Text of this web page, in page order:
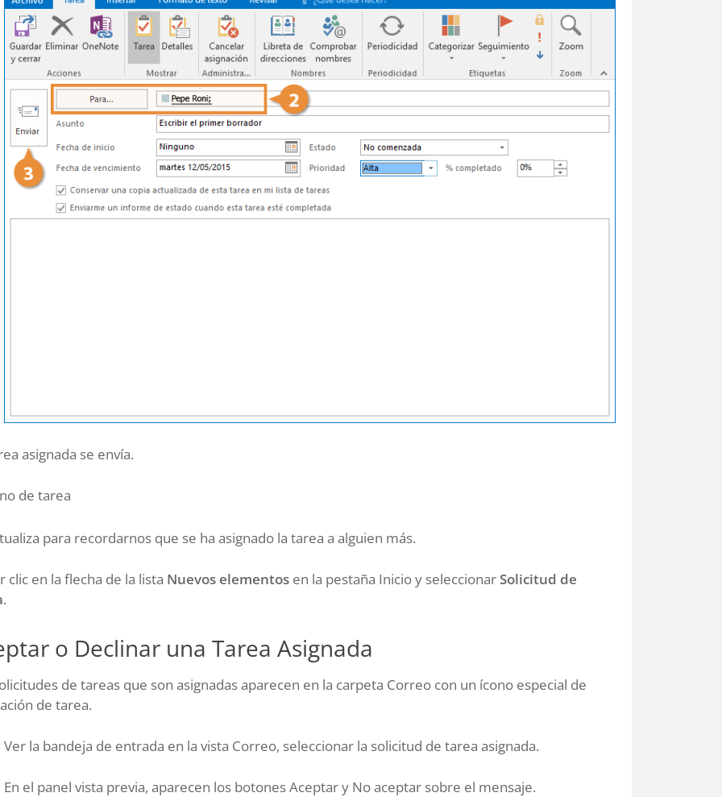
asignada se envía.
de tarea
para recordarnos que se ha asignado la tarea a alguien más.
clic en la flecha de la lista Nuevos elementos en la pestaña Inicio y seleccionarSolicitud de
.
o Declinar una Tarea Asignada
de tareas que son asignadas aparecen en la carpeta Correo con un ícono especial de
de tarea.
Ver la bandeja de entrada en la vista Correo, seleccionar la solicitud de tarea asignada.
En el panel vista previa, aparecen los botones Aceptar y No aceptar sobre el mensaje.